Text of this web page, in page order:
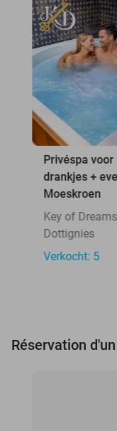
Privéspa
drankjes +
Moeskroen
Key of Dreams
Dottignies
Verkocht: 5
Réservation